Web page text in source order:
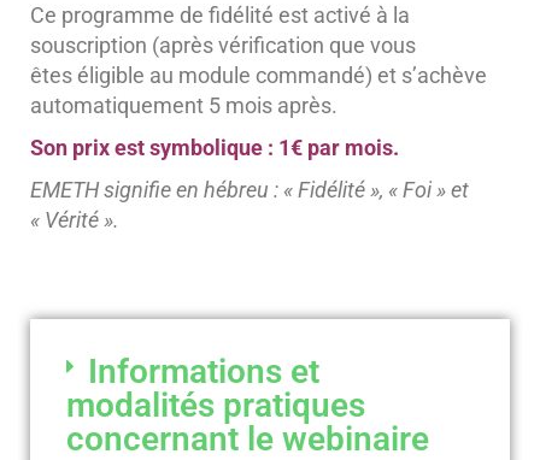
Ce programme de fidélité est activé à la
souscription (après vérification que vous
êtes éligible au module commandé) et s’achève
automatiquement 5 mois après.
Son prix est symbolique : 1€ par mois.
EMETH signifie en hébreu : « Fidélité », « Foi » et
« Vérité ».
Informations et
modalités pratiques
concernant le webinaire